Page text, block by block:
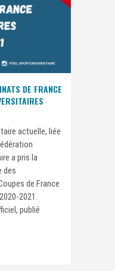
DE FRANCE
actuelle, liée
a pris la
des
de France
2021.
publié